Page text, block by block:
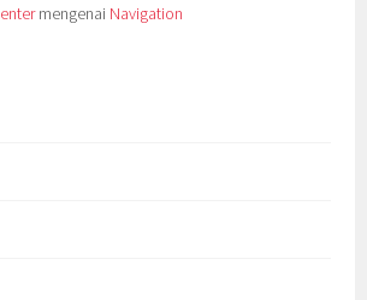
mengenai Navigation